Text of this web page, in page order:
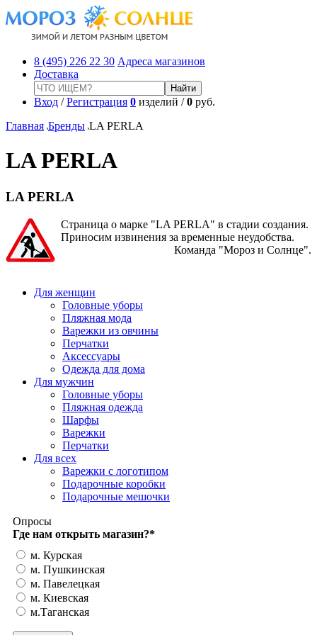
8 (495) 226 22 30 Адреса магазинов
Доставка
Вход /Регистрация 0 изделий /0 руб.
Главная Бренды LA PERLA
LA PERLA
LA PERLA
Страница о марке "LA PERLA" в стадии создания.
Приносим извинения за временные неудобства.
Команда "Мороз и Солнце".
Для женщин
Головные уборы
Пляжная мода
Варежки из овчины
Перчатки
Аксессуары
Одежда для дома
Для мужчин
Головные уборы
Пляжная одежда
Шарфы
Варежки
Перчатки
Для всех
Варежки с логотипом
Подарочные коробки
Подарочные мешочки
Опросы
Где нам открыть магазин?*
м. Курская
м. Пушкинская
м. Павелецкая
м. Киевская
м.Таганская